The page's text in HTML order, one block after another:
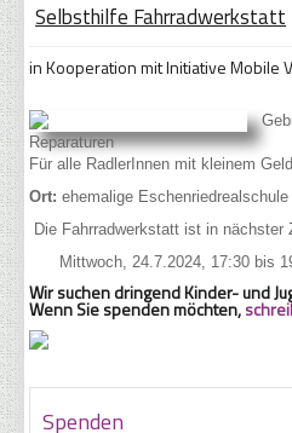
Selbsthilfe Fahrradwerkstatt
in Kooperation mit Initiative Mobile
Reparaturen
Für alle RadlerInnen mit kleinem
Ort: ehemalige
Die Fahrradwerkstatt ist in nächster
Mittwoch, 24.7.2024, 17:30 bis
Wir suchen dringend Kinder- und
Wenn Sie spenden möchten,
Spenden